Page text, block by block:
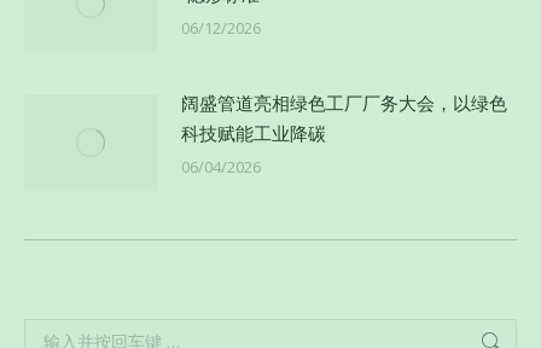
06/12/2026
阔盛管道亮相绿色工厂厂务大会，以绿色
科技赋能工业降碳
06/04/2026
Search: